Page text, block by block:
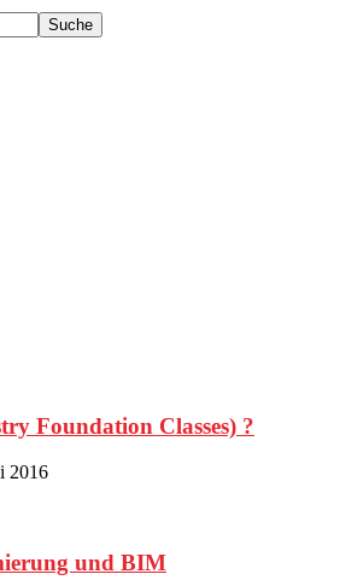
Foundation Classes) ?
2016
und BIM